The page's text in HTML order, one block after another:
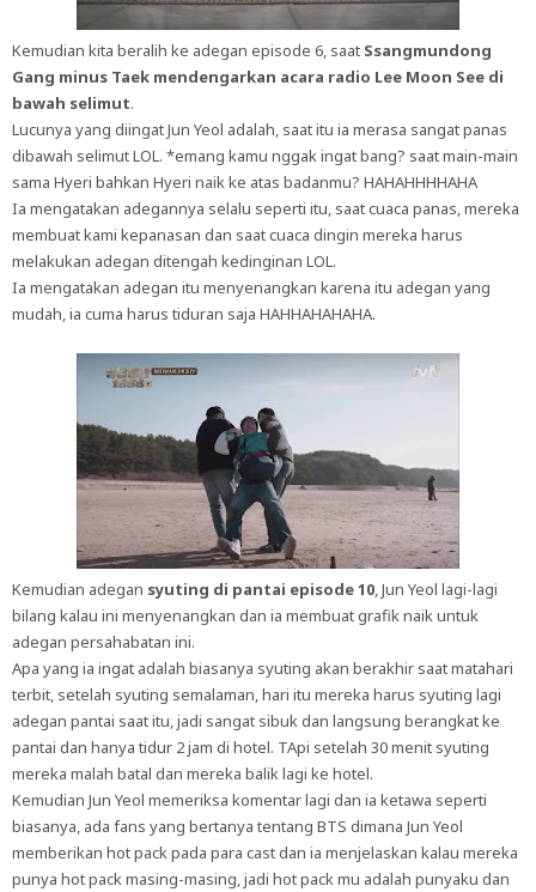
Kemudian kita beralih ke adegan episode 6, saat Ssangmundong
Gang minus Taek mendengarkan acara radio Lee Moon See di
bawah selimut.
Lucunya yang diingat Jun Yeol adalah, saat itu ia merasa sangat panas
dibawah selimut LOL. *emang kamu nggak ingat bang? saat main-main
sama Hyeri bahkan Hyeri naik ke atas badanmu? HAHAHHHHAHA
Ia mengatakan adegannya selalu seperti itu, saat cuaca panas, mereka
membuat kami kepanasan dan saat cuaca dingin mereka harus
melakukan adegan ditengah kedinginan LOL.
Ia mengatakan adegan itu menyenangkan karena itu adegan yang
mudah, ia cuma harus tiduran saja HAHHAHAHAHA.
Kemudian adegan syuting di pantai episode 10, Jun Yeol lagi-lagi
bilang kalau ini menyenangkan dan ia membuat grafik naik untuk
adegan persahabatan ini.
Apa yang ia ingat adalah biasanya syuting akan berakhir saat matahari
terbit, setelah syuting semalaman, hari itu mereka harus syuting lagi
adegan pantai saat itu, jadi sangat sibuk dan langsung berangkat ke
pantai dan hanya tidur 2 jam di hotel. TApi setelah 30 menit syuting
mereka malah batal dan mereka balik lagi ke hotel.
Kemudian Jun Yeol memeriksa komentar lagi dan ia ketawa seperti
biasanya, ada fans yang bertanya tentang BTS dimana Jun Yeol
memberikan hot pack pada para cast dan ia menjelaskan kalau mereka
punya hot pack masing-masing, jadi hot pack mu adalah punyaku dan